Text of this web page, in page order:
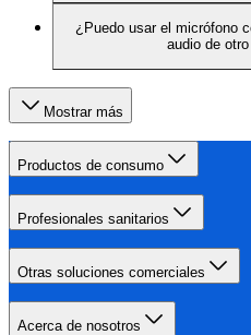
¿Puedo usar el micrófono
audio de
Mostrar más
Productos de consumo
Profesionales sanitarios
Otras soluciones comerciales
Acerca de nosotros